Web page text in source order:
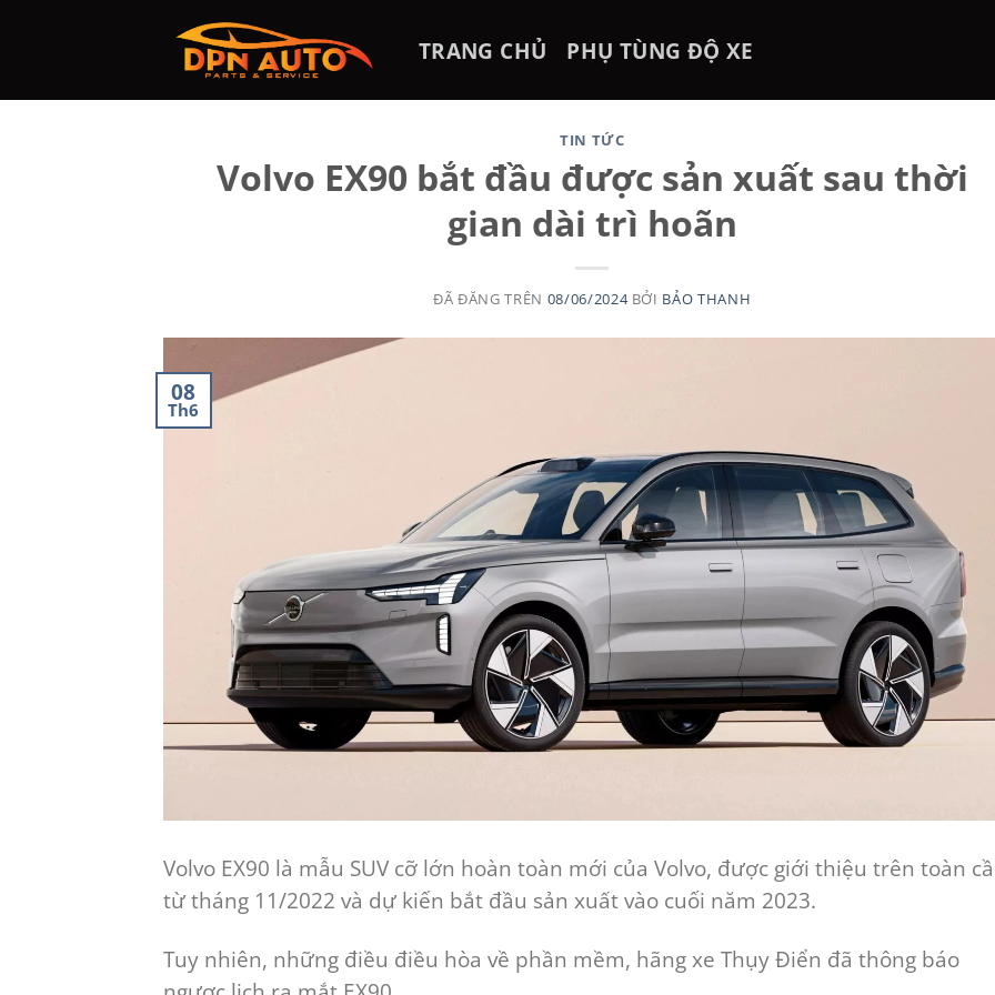
TRANG CHỦ PHỤ TÙNG ĐỘ XE
TIN TỨC
Volvo EX90 bắt đầu được sản xuất sau thời
gian dài trì hoãn
ĐÃ ĐĂNG TRÊN 08/06/2024 BỞI BẢO THANH
08
Th6
Volvo EX90 là mẫu SUV cỡ lớn hoàn toàn mới của Volvo, được giới thiệu trên toàn
từ tháng 11/2022 và dự kiến ​​bắt đầu sản xuất vào cuối năm 2023.
Tuy nhiên, những điều điều hòa về phần mềm, hãng xe Thụy Điển đã thông báo